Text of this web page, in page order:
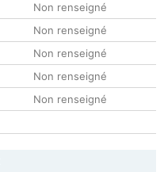
Non renseigné
Non renseigné
Non renseigné
Non renseigné
Non renseigné